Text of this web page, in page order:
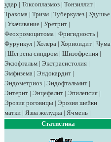
удар | Токсоплазмоз | Тонзиллит |
Трахома | Тризм | Туберкулез | Удушье
| Укачивание | Уретрит |
Феохромоцитома | Фригидность |
Фурункул | Холера | Хориоидит | Чума
| Шегрена синдром | Шизофрения |
Экзофтальм | Экстрасистолия |
Эмфизема | Эндокардит |
Эндометриоз | Эндофтальмит |
Энтерит | Энцефалит | Эпилепсия |
Эрозия роговицы | Эрозия шейки
матки | Язва желудка | Ячмень |
Статистика